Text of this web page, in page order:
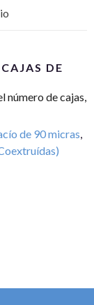
DE
número de cajas,
de 90 micras,